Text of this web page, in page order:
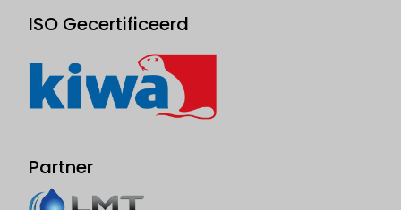
ISO Gecertificeerd
Partner